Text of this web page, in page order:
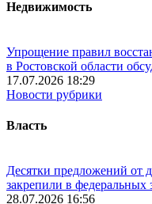
Недвижимость
Упрощение правил
в Ростовской области
17.07.2026 18:29
Новости рубрики
Власть
Десятки предложений от
закрепили в федеральных
28.07.2026 16:56